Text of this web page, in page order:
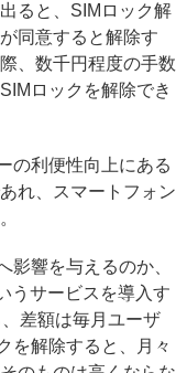
ると、SIMロック解
同意すると解除す
、数千円程度の手数
ロックを解除でき
の利便性向上にある
れ、スマートフォン
響を与えるのか、
うサービスを導入す
差額は毎月ユーザ
を解除すると、月々